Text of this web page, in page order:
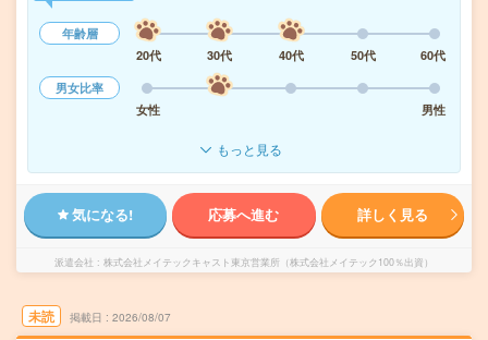
年齢層
20代
30代 40代 50代
60代
男女比率
女性
男性
もっと見る
気になる! 応募へ進む 詳しく見る
派遣会社 株式会社メイテックキャスト東京営業所（株式会社メイテック100％出資）
未読 掲載日 2026/08/07